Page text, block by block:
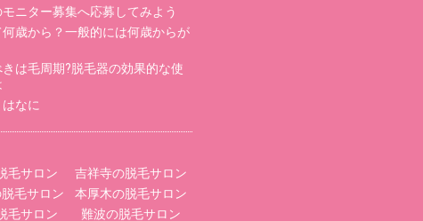
モニター募集へ応募してみよう
何歳から？一般的には何歳からが
は毛周期?脱毛器の効果的な使
なに
毛サロン
吉祥寺の脱毛サロン
毛サロン
本厚木の脱毛サロン
毛サロン 難波の脱毛サロン